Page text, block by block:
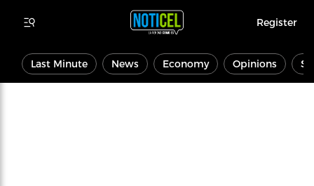
Register
Last Minute News Economy Opinions